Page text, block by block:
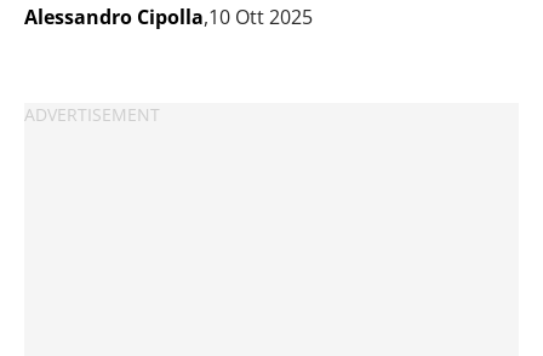
Alessandro Cipolla,10 Ott 2025